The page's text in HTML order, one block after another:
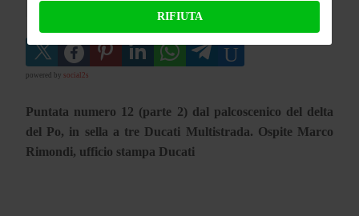
powered by social2s
Puntata numero 12 (parte 2) dal palcoscenico del delta
del Po, in sella a tre Ducati Multistrada. Ospite Marco
Rimondi, ufficio stampa Ducati
RIFIUTA